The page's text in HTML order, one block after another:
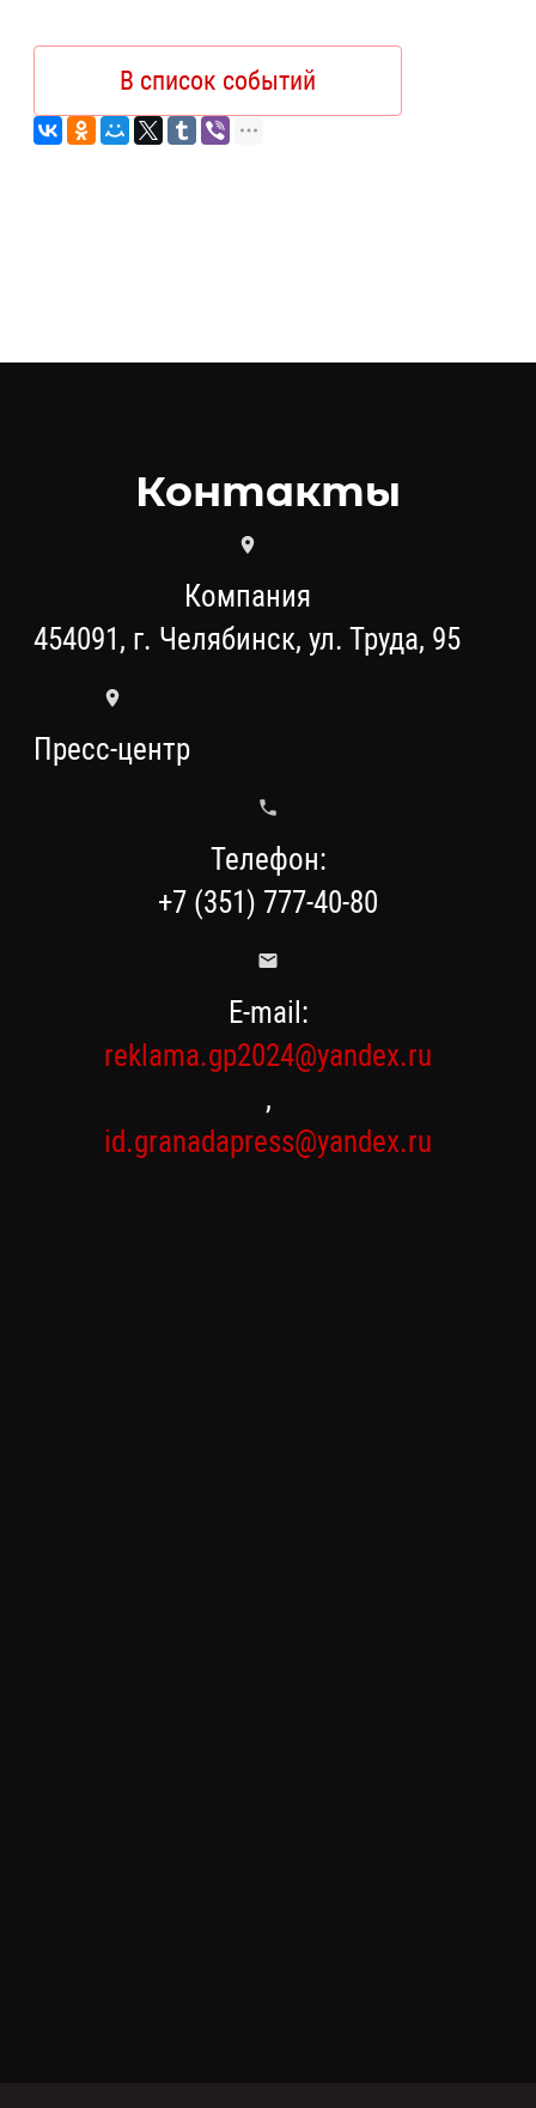
В список событий
Контакты
Компания
454091, г. Челябинск, ул. Труда, 95
Пресс-центр
Телефон:
+7 (351) 777-40-80
E-mail:
reklama.gp2024@yandex.ru
,
id.granadapress@yandex.ru